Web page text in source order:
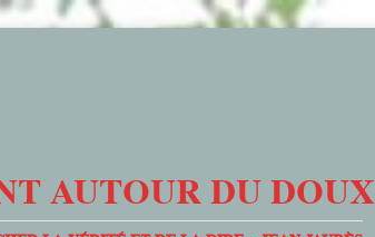
AUTOUR DU DOUX